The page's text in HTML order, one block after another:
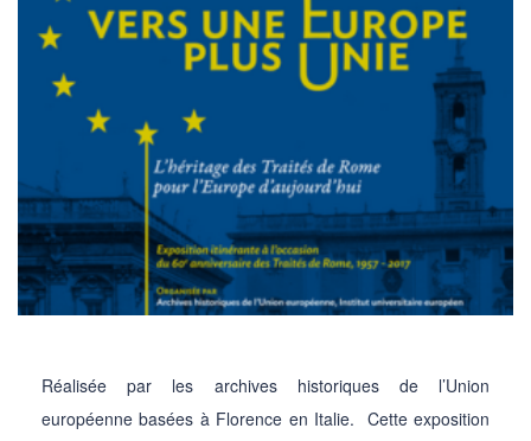
Réalisée par les archives historiques de l’Union
européenne basées à Florence en Italie. Cette exposition